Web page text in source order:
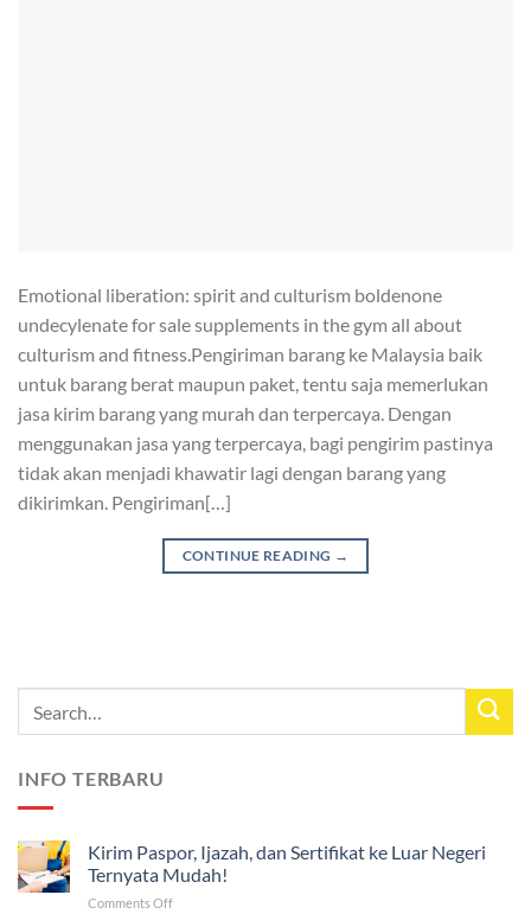
Emotional liberation: spirit and culturism boldenone
undecylenate for sale supplements in the gym all about
culturism and fitness.Pengiriman barang ke Malaysia baik
untuk barang berat maupun paket, tentu saja memerlukan
jasa kirim barang yang murah dan terpercaya. Dengan
menggunakan jasa yang terpercaya, bagi pengirim pastinya
tidak akan menjadi khawatir lagi dengan barang yang
dikirimkan. Pengiriman[…]
CONTINUE READING →
INFO TERBARU
Kirim Paspor, Ijazah, dan Sertifikat ke Luar Negeri
Ternyata Mudah!
Comments Offon